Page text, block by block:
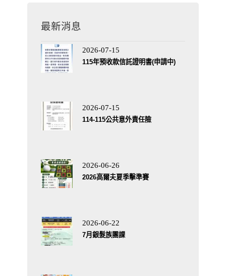
最新消息
2026-07-15
115年預收款信託證明書(申請中)
2026-07-15
114-115公共意外責任險
2026-06-26
2026高爾夫夏季擊準賽
2026-06-22
7月銀髮族團課